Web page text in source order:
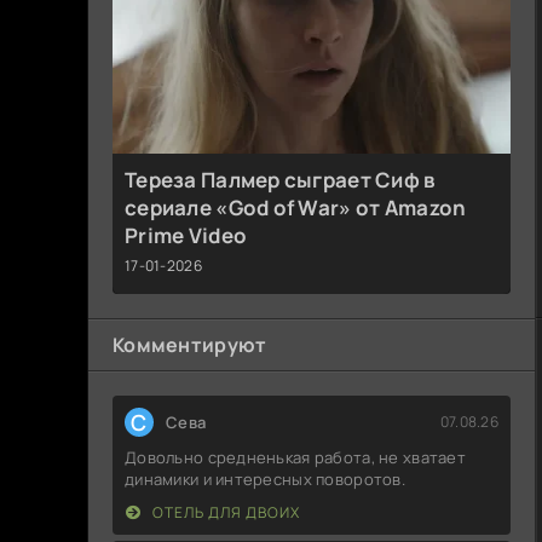
Тереза Палмер сыграет Сиф в
сериале «God of War» от Amazon
Prime Video
17-01-2026
Комментируют
С Севa 07.08.26
Довольно средненькая работа, не хватает
динамики и интересных поворотов.
ОТЕЛЬ ДЛЯ ДВОИХ